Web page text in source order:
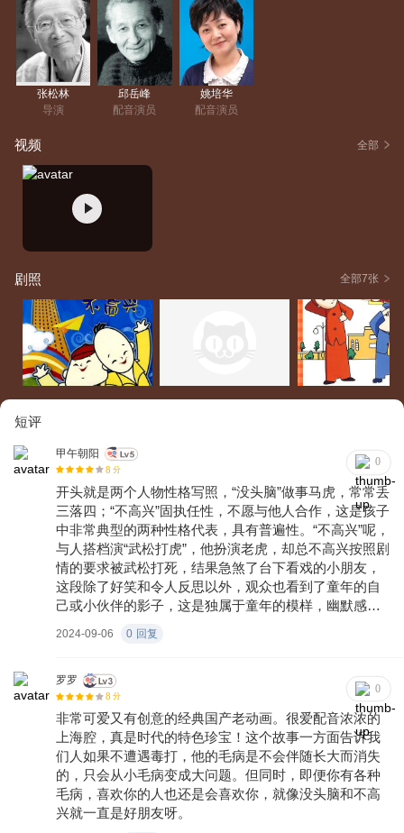
在这个大楼上看戏，要带着铺盖、干粮爬一个月的楼梯，这不
但害了别人，也害了设计师自己，因为“没头脑”也参加了少年宫
开幕式。 海报“不高兴”在开幕式这天演“武松打虎”，他扮演老
虎，戏演到紧要关头，他的老脾气又来了，本来老虎应该被武
松打死，可是他偏不高兴死，反而把武松打得东逃西躲，二人
他的身上，于是“没头脑”在前边跑，“不高兴”在后边追，两个人
从楼上滚到楼下，跌得腰酸背疼。通过这次教训，两个人决心
改正自己的缺点。他们仍旧变回到儿童时代。担任出版社编辑
时，任溶溶经常要到少年宫给小朋友讲故事。他本来讲的都是
翻译故事，没想到讲得多了，自己头脑里也跑出了一些故事。
故事突然浮现在任溶溶的脑海里，小朋友们也特别喜欢 。《 少
年文艺》编辑钱景文听说了这个故事，约任溶溶写下来。任溶
溶在咖啡馆里用了半个小时便写出了5000多字。上海美术电影
制片厂的同志也找到任溶溶，希望把这个故事改编拍成美术
片，任溶溶本身就是电影迷，所以当时马上答应了 。《没头脑
之作 。而导演张松林则是这个班级的班主任。张松林带领全班
30多个同学历时4个月完成了该作。张松林鼓励学生们去天马行
空地想象，让学生们参与每个造型和背景风格的设计 。全班学
生每人分画5至10个镜头 。
张松林
导演
邱岳峰
配音演员
姚培华
配音演员
视频 全部
剧照 全部7张
短评
甲午朝阳
8 分
0
开头就是两个人物性格写照，“没头脑”做事马虎，常常丢
三落四；“不高兴”固执任性，不愿与他人合作，这是孩子
中非常典型的两种性格代表，具有普遍性。“不高兴”呢，
与人搭档演“武松打虎”，他扮演老虎，却总不高兴按照剧
情的要求被武松打死，结果急煞了台下看戏的小朋友，
这段除了好笑和令人反思以外，观众也看到了童年的自
己或小伙伴的影子，这是独属于童年的模样，幽默感十
2024-09-06 0 回复
罗罗
8 分
0
非常可爱又有创意的经典国产老动画。很爱配音浓浓的
上海腔，真是时代的特色珍宝！这个故事一方面告诉我
们人如果不遭遇毒打，他的毛病是不会伴随长大而消失
的，只会从小毛病变成大问题。但同时，即便你有各种
毛病，喜欢你的人也还是会喜欢你，就像没头脑和不高
兴就一直是好朋友呀。